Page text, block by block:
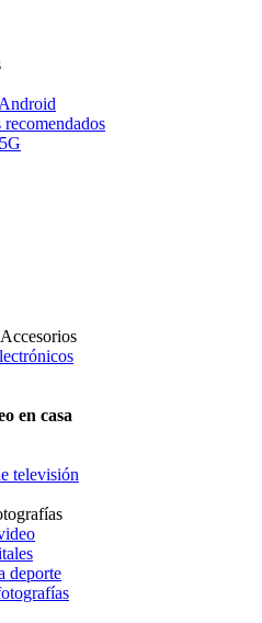
recomendados
en casa
televisión
deporte